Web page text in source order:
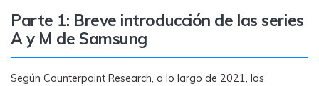
Welastseen
WeLastseen te tiene al tanto de todo en
Parte 1: Breve introducción de las series
A y M de Samsung
Según Counterpoint Research, a lo largo de 2021, los